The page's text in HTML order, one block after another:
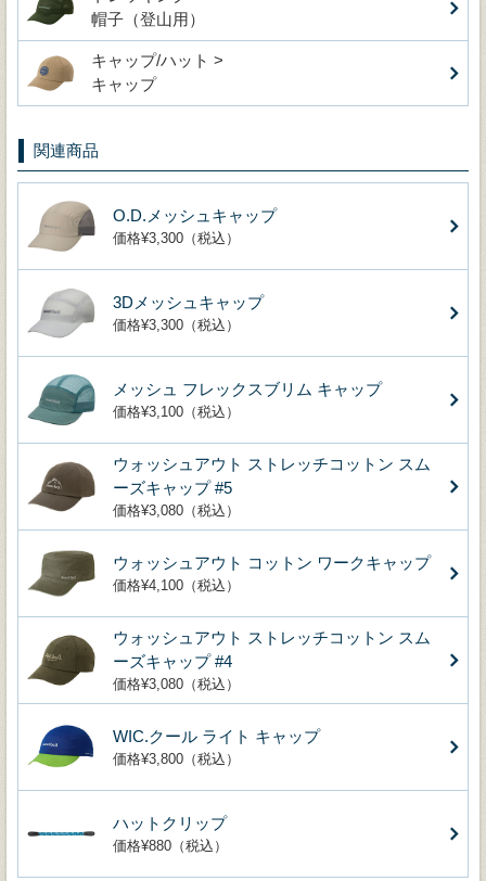
帽子（登山用）
キャップ/ハット >
キャップ
関連商品
O.D.メッシュキャップ
価格¥3,300（税込）
3Dメッシュキャップ
価格¥3,300（税込）
メッシュ フレックスブリム キャップ
価格¥3,100（税込）
ウォッシュアウト ストレッチコットン スム
ーズキャップ #5
価格¥3,080（税込）
ウォッシュアウト コットン ワークキャップ
価格¥4,100（税込）
ウォッシュアウト ストレッチコットン スム
ーズキャップ #4
価格¥3,080（税込）
WIC.クール ライト キャップ
価格¥3,800（税込）
ハットクリップ
価格¥880（税込）